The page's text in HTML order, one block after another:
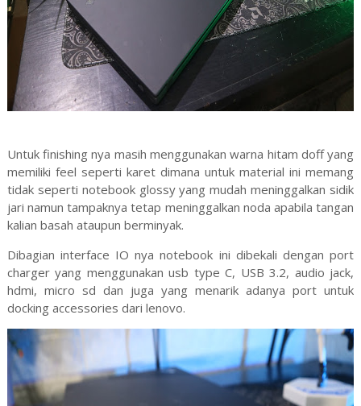
Untuk finishing nya masih menggunakan warna hitam doff yang
memiliki feel seperti karet dimana untuk material ini memang
tidak seperti notebook glossy yang mudah meninggalkan sidik
jari namun tampaknya tetap meninggalkan noda apabila tangan
kalian basah ataupun berminyak.
Dibagian interface IO nya notebook ini dibekali dengan port
charger yang menggunakan usb type C, USB 3.2, audio jack,
hdmi, micro sd dan juga yang menarik adanya port untuk
docking accessories dari lenovo.